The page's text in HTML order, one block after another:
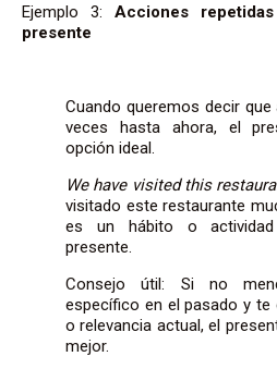
Ejemplo 3: Acciones
presente
Cuando queremos decir
veces hasta ahora, el
opción ideal.
We have visited this
visitado este restaurante
es un hábito o
presente.
Consejo útil: Si no
específico en el pasado y te
o relevancia actual, el
mejor.